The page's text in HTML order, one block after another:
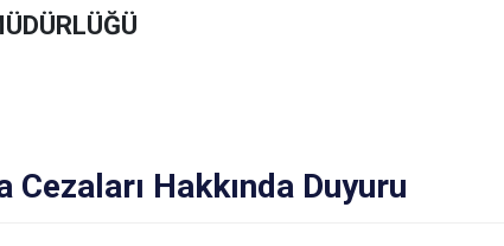
Hakkında Duyuru